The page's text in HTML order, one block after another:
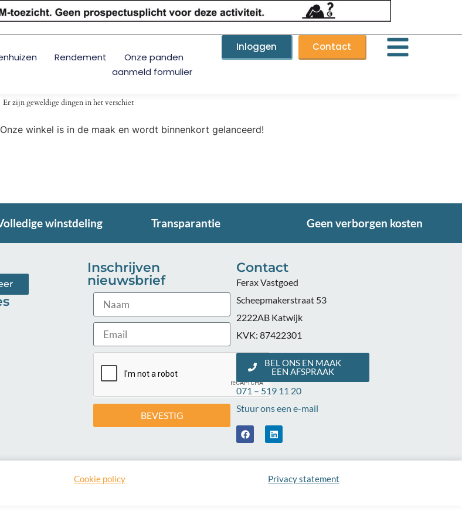
Rendement
Onze panden
aanmeld formulier
Inloggen Contact
Er zijn geweldige dingen in het verschiet
winkel is in de maak en wordt binnenkort gelanceerd!
winstdeling Transparantie Geen verborgen kosten
Inschrijven
nieuwsbrief
BEVESTIG
Contact
Ferax Vastgoed
Scheepmakerstraat 53
2222AB Katwijk
KVK: 87422301
BEL ONS EN MAAK
EEN AFSPRAAK
071 – 519 11 20
Stuur ons een e-mail
Cookie policy Privacy statement